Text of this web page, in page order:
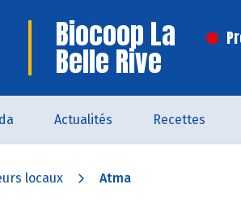
Biocoop La
Belle Rive
Actualités Recettes
locaux Atma